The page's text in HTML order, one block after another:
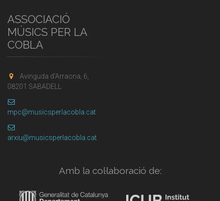
ASSOCIACIÓ
MÚSICS PER LA
COBLA
Avinguda d'Arraona, 6,
08201 SABADELL
mpc@musicsperlacobla.cat
arxiu@musicsperlacobla.cat
Amb la col·laboració de: